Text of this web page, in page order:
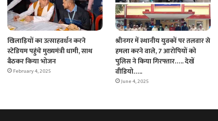
खिलाड़ियों का उत्साहवर्धन करने
स्टेडियम पहुंचे मुख्यमंत्री धामी, साथ
बैठकर किया भोजन
February 4, 2025
श्रीनगर में स्थानीय युवकों पर तलवार से
हमला करने वाले, 7 आरोपियों को
पुलिस ने किया गिरफ्तार….. देखें
वीडियो…..
June 4, 2025